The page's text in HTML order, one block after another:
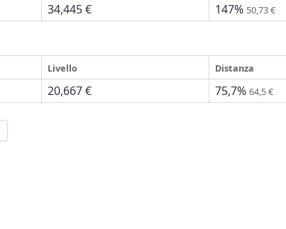
34,445 € 147% 50,73 €
Livello
Distanza
20,667 € 75,7% 64,5 €